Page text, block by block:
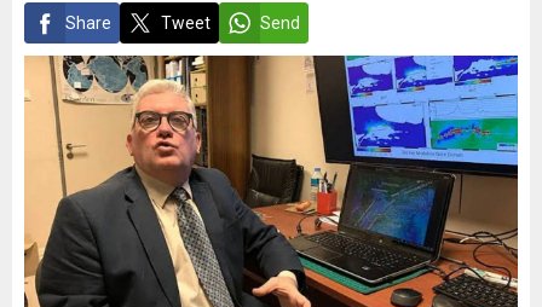
Share Tweet Send